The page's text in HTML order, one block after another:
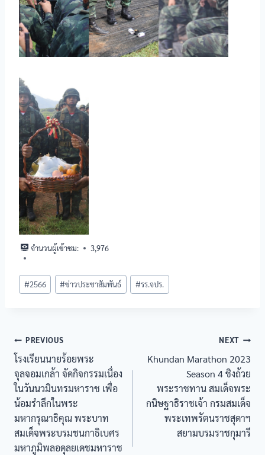
จำนวนผู้เข้าชม: 3,976
#2566 #ข่าวประชาสัมพันธ์ #รร.จปร.
PREVIOUS
โรงเรียนนายร้อยพระ
จุลจอมเกล้า จัดกิจกรรมเนื่อง
ในวันนวมินทรมหาราช เพื่อ
น้อมรำลึกในพระ
มหากรุณาธิคุณ พระบาท
สมเด็จพระบรมชนกาธิเบศร
มหาภูมิพลอดุลยเดชมหาราช
NEXT
Khundan Marathon 2023
Season 4 ชิงถ้วย
พระราชทาน สมเด็จพระ
กนิษฐาธิราชเจ้า กรมสมเด็จ
พระเทพรัตนราชสุดาฯ
สยามบรมราชกุมารี